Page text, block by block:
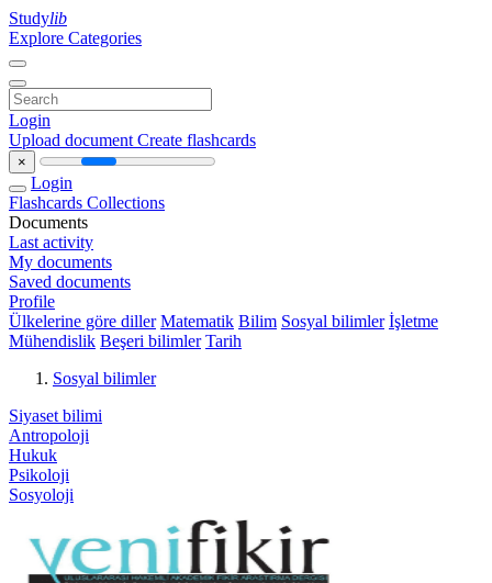
Studylib
Explore Categories
Login
Upload document Create flashcards
×
Login
Flashcards Collections
Documents
Last activity
My documents
Saved documents
Profile
Ülkelerine göre diller Matematik Bilim Sosyal bilimler İşletme
Mühendislik Beşeri bilimler Tarih
Sosyal bilimler
Siyaset bilimi
Antropoloji
Hukuk
Psikoloji
Sosyoloji